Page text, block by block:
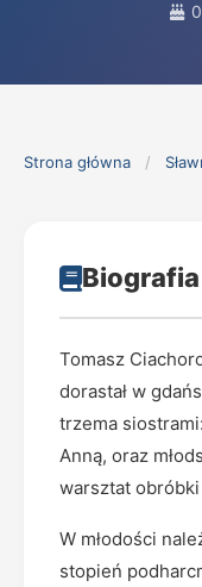
Strona główna /
Biografia
Tomasz
dorastał w
trzema
Anną, oraz
warsztat
W młodości
stopień